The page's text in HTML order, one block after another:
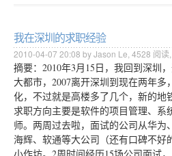
我在深圳的求职经验
2010-04-07 20:08 by Jason Le, 4528 阅读,
摘要：2010年3月15日，我回到深圳
大都市，2007离开深圳到现在两年多
化，不过就是高楼多了几个，新的地
求职方向主要是软件的项目管理、系
师。两周过去啦，面试的公司从华为
海辉、软通等大公司（还有口碑不好